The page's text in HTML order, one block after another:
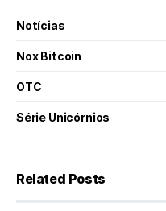
Notícias
Nox Bitcoin
OTC
Série Unicórnios
Related Posts